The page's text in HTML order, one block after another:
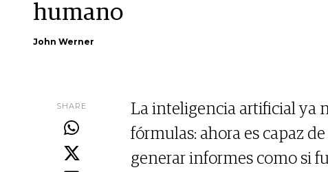
humano
John Werner
SHARE
La inteligencia artificial ya
fórmulas: ahora es capaz
generar informes como si